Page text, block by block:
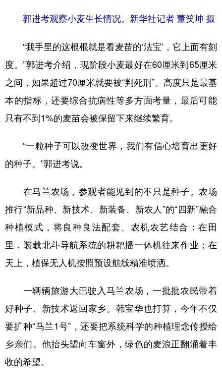
郭进考观察小麦生长情况。新华社记者 董笑坤 摄
“我手里的这根棍就是看麦苗的‘法宝’，它上面有刻
度。”郭进考介绍，现阶段小麦最好在60厘米到65厘米
之间，如果超过70厘米就要被“判死刑”。高度只是最基
本的指标，还要综合抗病性等多方面考量，最后可能
只有不到1%的麦苗会被保留下来继续繁育。
“一粒种子可以改变世界，我们有信心培育出更好
的种子。”郭进考说。
在马兰农场，参观者能见到的不只是种子。农场
推行“新品种、新技术、新装备、新农人”的“四新”融合
种植模式，将良种良法配套、农机农艺结合：在田
里，装载北斗导航系统的耕耙播一体机往来作业；在
天上，植保无人机按照预设航线精准喷洒。
一辆辆旅游大巴驶入马兰农场，一批批农民带着
好种子、新技术返回家乡。韩宝华也打算，今年不仅
要扩种“马兰1号”，还要把系统科学的种植理念传授给
乡亲们。他抬头望向车窗外，绿色的麦浪正翻涌着丰
收的希望。